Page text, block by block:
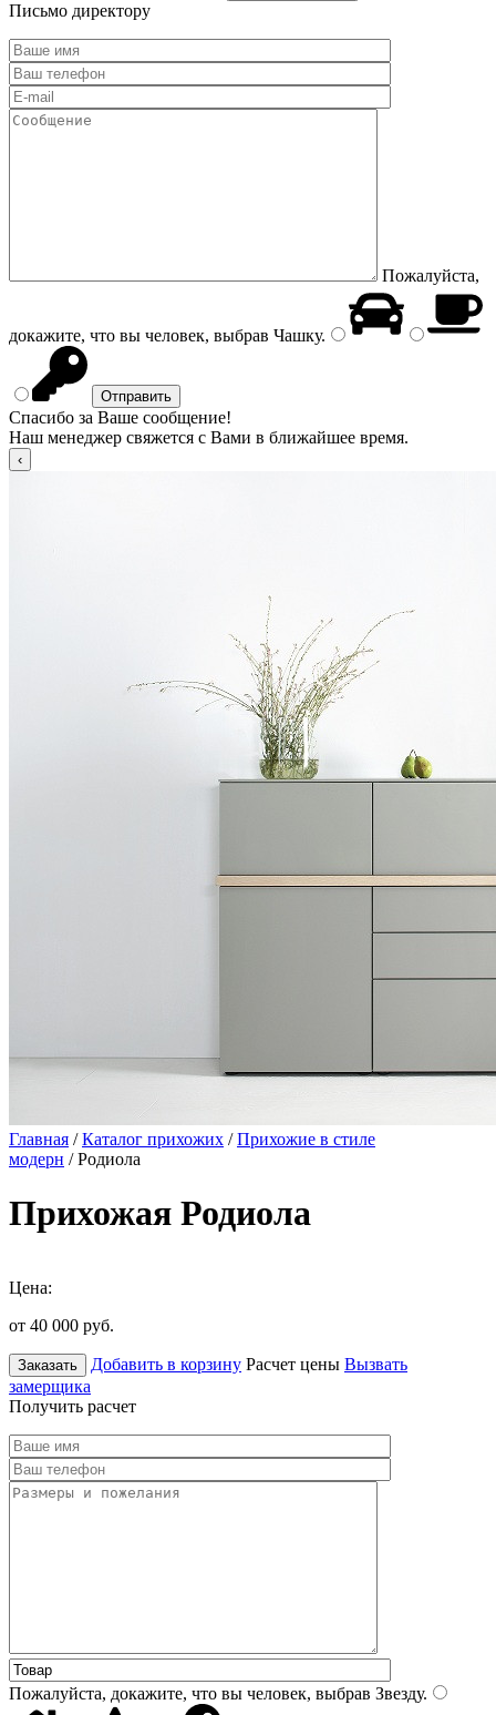
Письмо директору
Пожалуйста,
докажите, что вы человек, выбрав Чашку.
Спасибо за Ваше сообщение!
Наш менеджер свяжется с Вами в ближайшее время.
Главная /Каталог прихожих /Прихожие в стиле
модерн / Родиола
Прихожая Родиола
Цена:
от 40 000 руб.
Заказать Добавить в корзину Расчет цены Вызвать
замерщика
Получить расчет
Пожалуйста, докажите, что вы человек, выбрав Звезду.